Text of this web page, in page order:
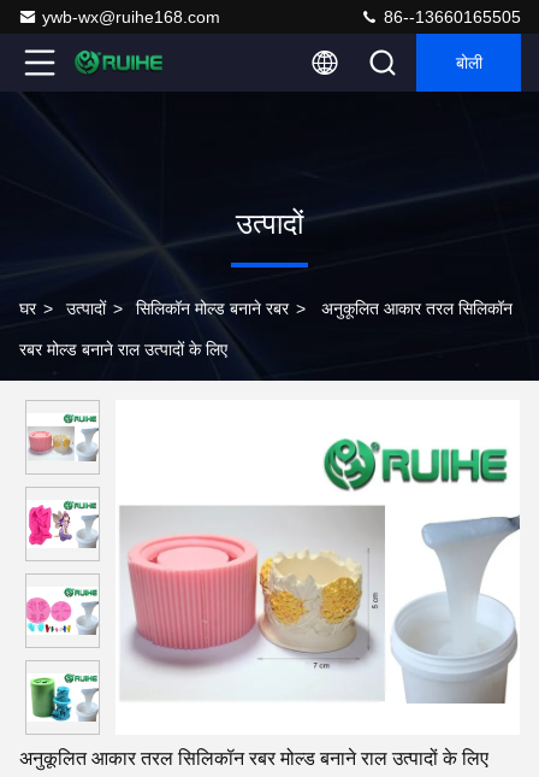
ywb-wx@ruihe168.com 86--13660165505
बोली
उत्पादों
घर > उत्पादों > सिलिकॉन मोल्ड बनाने रबर > अनुकूलित आकार तरल सिलिकॉन
रबर मोल्ड बनाने राल उत्पादों के लिए
अनुकूलित आकार तरल सिलिकॉन रबर मोल्ड बनाने राल उत्पादों के लिए